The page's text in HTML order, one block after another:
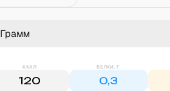
Грамм
ККАЛ
120
БЕЛКИ, Г
0,3